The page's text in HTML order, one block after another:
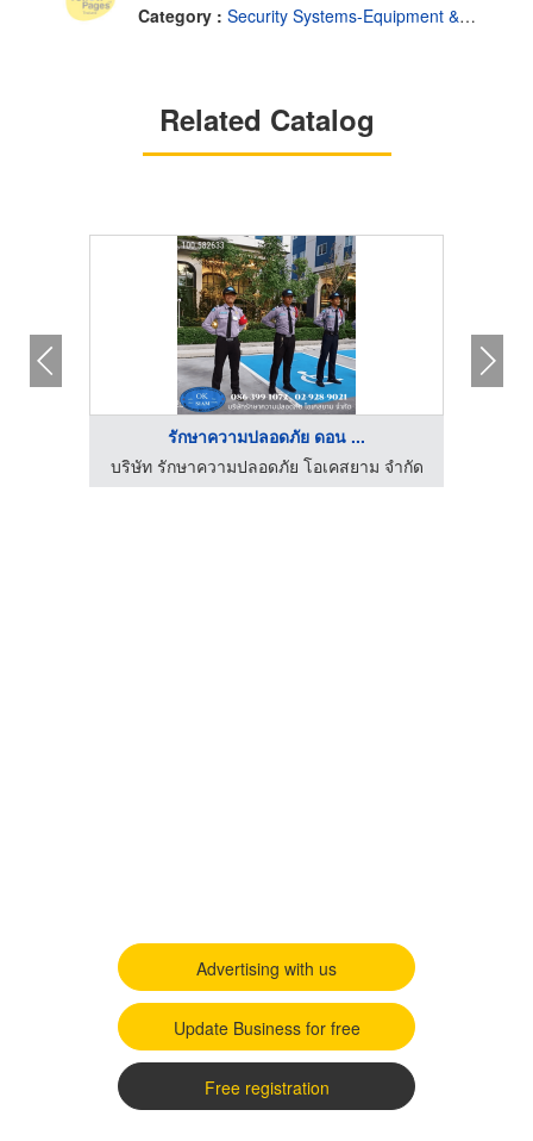
Category : Security Systems-Equipment & Systems
Related Catalog
รักษาความปลอดภัย ดอน ...
บริษัท รักษาความปลอดภัย โอเคสยาม จำกัด
Advertising with us
Update Business for free
Free registration